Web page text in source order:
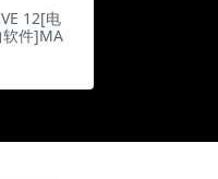
12[电
软件]MA